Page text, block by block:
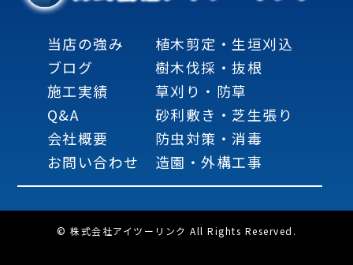
当店の強み
ブログ
施工実績
Q&A
会社概要
お問い合わせ
植木剪定・生垣刈込
樹木伐採・抜根
草刈り・防草
砂利敷き・芝生張り
防虫対策・消毒
造園・外構工事
© 株式会社アイツーリンク All Rights Reserved.